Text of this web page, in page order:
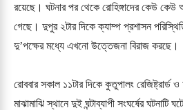
রয়েছে। ঘটনার পর থেকে রোহিঙ্গাদের কেউ
গেছে। দুপুর ২টার দিকে ক্যাম্প প্রশাসন
দু’পক্ষের মধ্যে এখনো উত্তেজনা বিরাজ করছে।
রোববার সকাল ১১টার দিকে কুতুপালং রেজিষ্ট্রার্ড ও
মাঝামাঝি স্থানে দুই ঘন্টাব্যাপী সংঘর্ষের